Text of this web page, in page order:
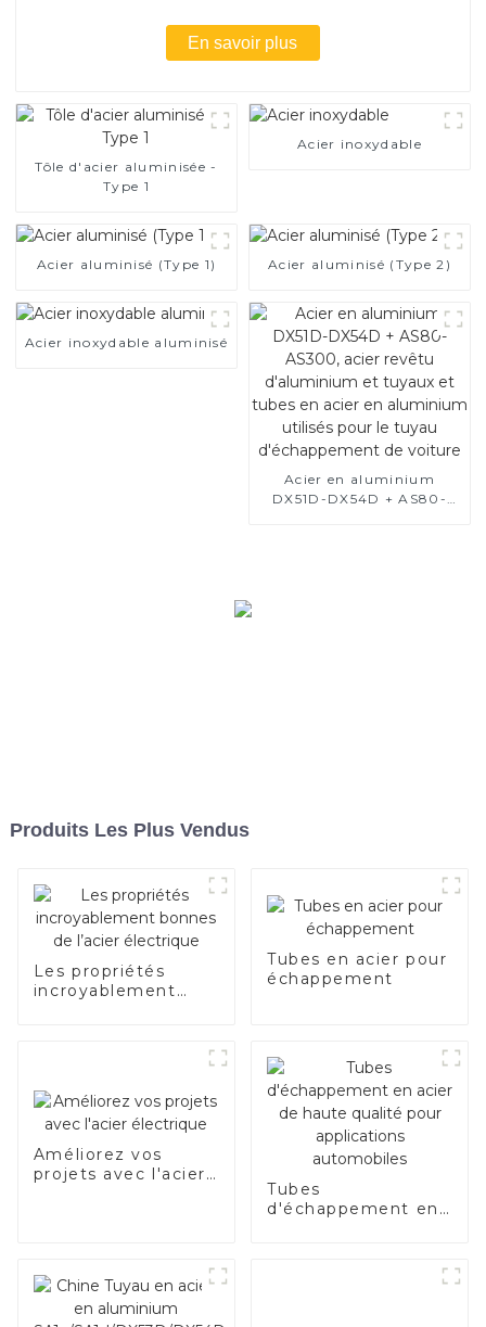
En savoir plus
Tôle d'acier aluminisée -
Type 1
Acier inoxydable
Acier aluminisé (Type 1) Acier aluminisé (Type 2)
Acier inoxydable aluminisé
Acier en aluminium
DX51D-DX54D + AS80-
Produits Les Plus Vendus
Les propriétés
incroyablement
Tubes en acier pour
échappement
Améliorez vos
projets avec l'acier
Tubes
d'échappement en